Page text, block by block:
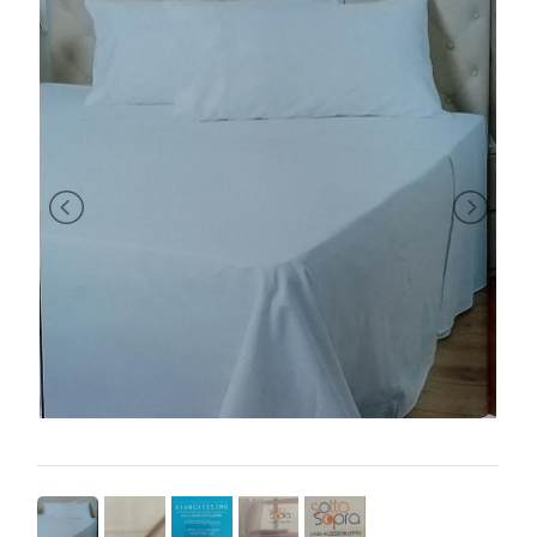
BRAND